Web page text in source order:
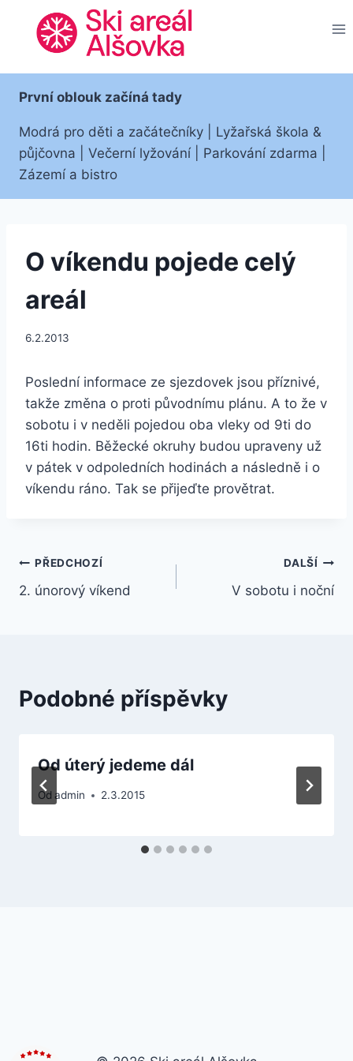
Přeskočit
První oblouk začíná tady
Modrá pro děti a začátečníky | Lyžařská škola &
půjčovna | Večerní lyžování | Parkování zdarma |
Zázemí a bistro
O víkendu pojede celý
areál
6.2.2013
Poslední informace ze sjezdovek jsou příznivé,
takže změna o proti původnímu plánu. A to že v
sobotu i v neděli pojedou oba vleky od 9ti do
16ti hodin. Běžecké okruhy budou upraveny už
v pátek v odpoledních hodinách a následně i o
víkendu ráno. Tak se přijeďte provětrat.
Navigace
pro
PŘEDCHOZÍ
2. únorový víkend
DALŠÍ
V sobotu i noční
Podobné příspěvky
Od úterý jedeme dál
Od admin 2.3.2015